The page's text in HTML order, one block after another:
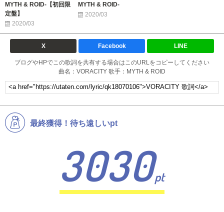
MYTH & ROID-【初回限
定盤】
2020/03
MYTH & ROID-
2020/03
X Facebook LINE
ブログやHPでこの歌詞を共有する場合はこのURLをコピーしてください
曲名：VORACITY 歌手：MYTH & ROID
最終獲得！待ち遠しいpt
3030pt